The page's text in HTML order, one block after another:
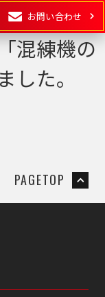
乾式粉砕
複合化
お問い合わせ
混練機の
した。
PAGETOP